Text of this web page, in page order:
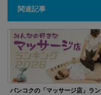
関連記事
バンコクの「マッサージ店」ラン